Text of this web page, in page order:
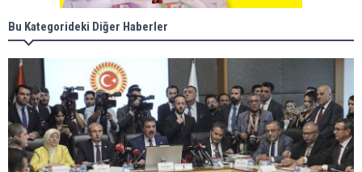
Bu Kategorideki Diğer Haberler